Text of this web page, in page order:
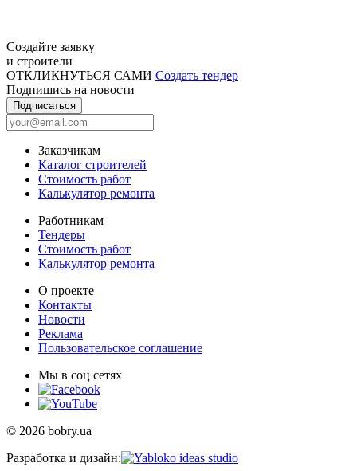
Создайте заявку
и строители
ОТКЛИКНУТЬСЯ САМИ Создать тендер
Подпишись на новости
Подписаться
Заказчикам
Каталог строителей
Стоимость работ
Калькулятор ремонта
Работникам
Тендеры
Стоимость работ
Калькулятор ремонта
О проекте
Контакты
Новости
Реклама
Пользовательское соглашение
Мы в соц сетях
© 2026 bobry.ua
Разработка и дизайн: